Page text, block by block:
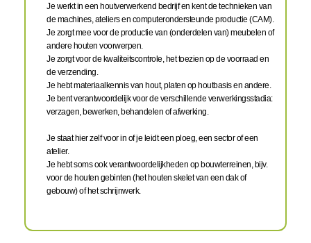
Je werkt in een houtverwerkend bedrijf en kent de technieken van
de machines, ateliers en computerondersteunde productie (CAM).
Je zorgt mee voor de productie van (onderdelen van) meubelen of
andere houten voorwerpen.
Je zorgt voor de kwaliteitscontrole, het toezien op de voorraad en
de verzending.
Je hebt materiaalkennis van hout, platen op houtbasis en andere.
Je bent verantwoordelijk voor de verschillende verwerkingsstadia:
verzagen, bewerken, behandelen of afwerking.
Je staat hier zelf voor in of je leidt een ploeg, een sector of een
atelier.
Je hebt soms ook verantwoordelijkheden op bouwterreinen, bijv.
voor de houten gebinten (het houten skelet van een dak of
gebouw) of het schrijnwerk.